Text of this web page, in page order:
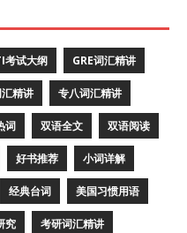
考试大纲 GRE词汇精讲
精讲 专八词汇精讲
词 双语全文 双语阅读
好书推荐 小词详解
经典台词 美国习惯用语
究 考研词汇精讲